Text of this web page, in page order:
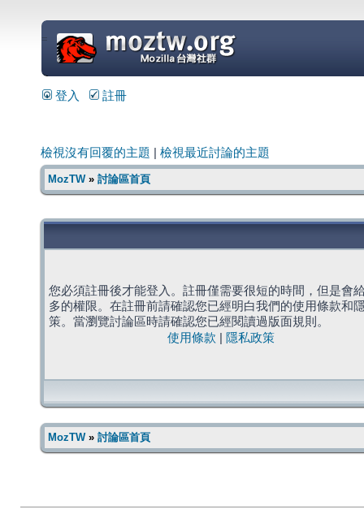
=
登入 註冊
檢視沒有回覆的主題 檢視最近討論的主題
MozTW» 討論區首頁
您必須註冊後才能登入。註冊僅需要很短的時間，但是會
多的權限。在註冊前請確認您已經明白我們的使用條款和
策。當瀏覽討論區時請確認您已經閱讀過版面規則。
使用條款
隱私政策
MozTW» 討論區首頁